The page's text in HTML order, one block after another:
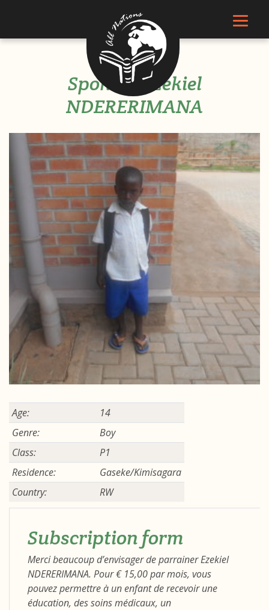
Sponsor Ezekiel
NDERERIMANA
Age:
14
Genre:
Boy
Class:
P1
Residence:
Gaseke/Kimisagara
Country:
RW
Subscription form
Merci beaucoup d’envisager de parrainer Ezekiel
NDERERIMANA. Pour € 15,00 par mois, vous
pouvez permettre à un enfant de recevoir une
éducation, des soins médicaux, un